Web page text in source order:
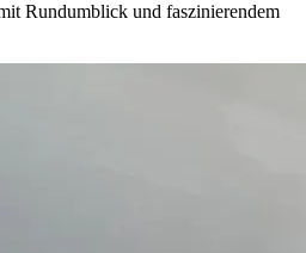
Rundumblick und faszinierendem